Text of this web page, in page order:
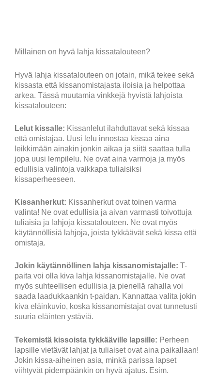
Millainen on hyvä lahja kissatalouteen?
Hyvä lahja kissatalouteen on jotain, mikä tekee sekä
kissasta että kissanomistajasta iloisia ja helpottaa
arkea. Tässä muutamia vinkkejä hyvistä lahjoista
kissatalouteen:
Lelut kissalle: Kissanlelut ilahduttavat sekä kissaa
että omistajaa. Uusi lelu innostaa kissaa aina
leikkimään ainakin jonkin aikaa ja siitä saattaa tulla
jopa uusi lempilelu. Ne ovat aina varmoja ja myös
edullisia valintoja vaikkapa tuliaisiksi
kissaperheeseen.
Kissanherkut: Kissanherkut ovat toinen varma
valinta! Ne ovat edullisia ja aivan varmasti toivottuja
tuliaisia ja lahjoja kissatalouteen. Ne ovat myös
käytännöllisiä lahjoja, joista tykkäävät sekä kissa että
omistaja.
Jokin käytännöllinen lahja kissanomistajalle: T-
paita voi olla kiva lahja kissanomistajalle. Ne ovat
myös suhteellisen edullisia ja pienellä rahalla voi
saada laadukkaankin t-paidan. Kannattaa valita jokin
kiva eläinkuvio, koska kissanomistajat ovat tunnetusti
suuria eläinten ystäviä.
Tekemistä kissoista tykkääville lapsille: Perheen
lapsille vietävät lahjat ja tuliaiset ovat aina paikallaan!
Jokin kissa-aiheinen asia, minkä parissa lapset
viihtyvät pidempäänkin on hyvä ajatus. Esim.